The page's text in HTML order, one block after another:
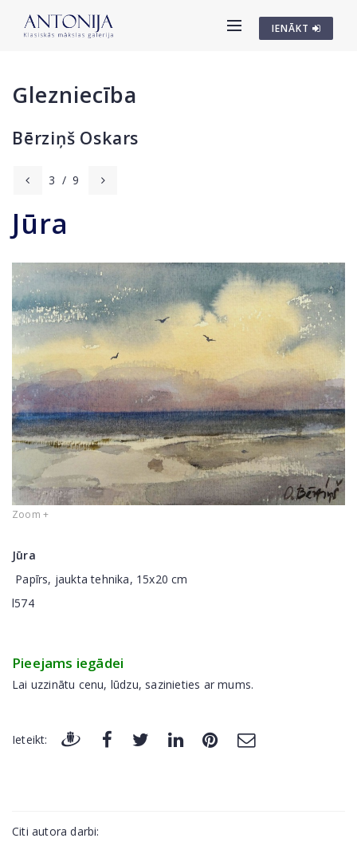
IENĀKT
Glezniecība
Bērziņš Oskars
3 / 9
Jūra
Zoom +
Jūra
Papīrs, jaukta tehnika, 15x20 cm
l574
Pieejams iegādei
Lai uzzinātu cenu, lūdzu, sazinieties ar mums.
Ieteikt:
Citi autora darbi: